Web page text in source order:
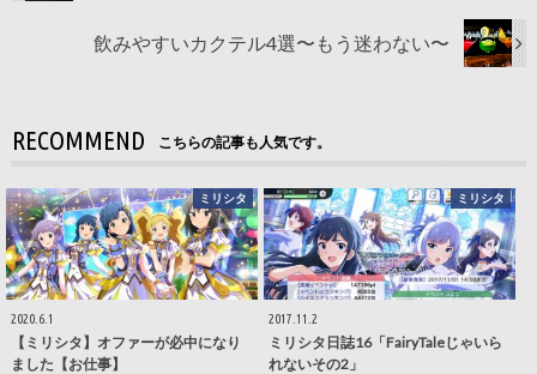
飲みやすいカクテル4選〜もう迷わない〜
RECOMMEND こちらの記事も人気です。
ミリシタ
2020.6.1
【ミリシタ】オファーが必中になり
ました【お仕事】
ミリシタ
2017.11.2
ミリシタ日誌16「FairyTaleじゃいら
れないその2」